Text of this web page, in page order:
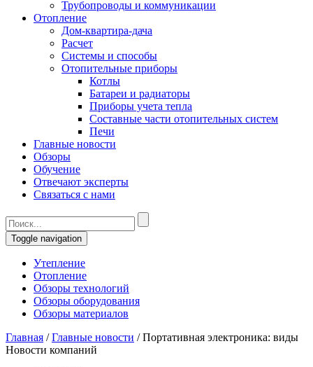
Трубопроводы и коммуникации
Отопление
Дом-квартира-дача
Расчет
Системы и способы
Отопительные приборы
Котлы
Батареи и радиаторы
Приборы учета тепла
Составные части отопительных систем
Печи
Главные новости
Обзоры
Обучение
Отвечают эксперты
Связаться с нами
Toggle navigation
Утепление
Отопление
Обзоры технологий
Обзоры оборудования
Обзоры материалов
Главная /Главные новости /Портативная электроника: виды
Новости компаний